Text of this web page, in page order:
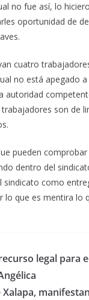
no fue así, lo
oportunidad de
cuatro
no está apegado
autoridad
son de
pueden comprobar
dentro del
sindicato como
lo que es mentira lo
legal para